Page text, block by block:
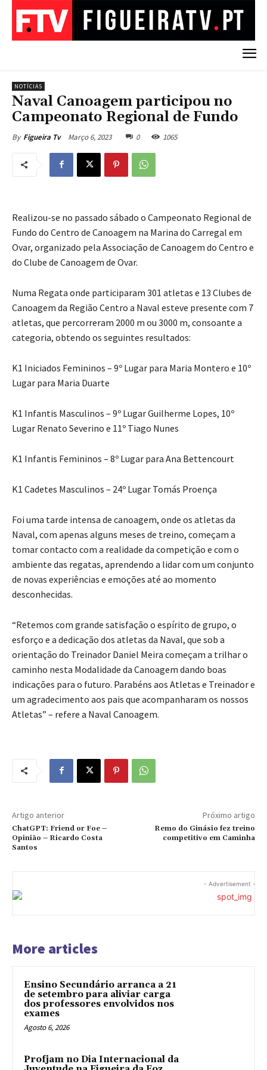
NOTÍCIAS
Naval Canoagem participou no
Campeonato Regional de Fundo
By Figueira Tv Março 6, 2023 0 1065
Realizou-se no passado sábado o Campeonato Regional de
Fundo do Centro de Canoagem na Marina do Carregal em
Ovar, organizado pela Associação de Canoagem do Centro e
do Clube de Canoagem de Ovar.
Numa Regata onde participaram 301 atletas e 13 Clubes de
Canoagem da Região Centro a Naval esteve presente com 7
atletas, que percorreram 2000 m ou 3000 m, consoante a
categoria, obtendo os seguintes resultados:
K1 Iniciados Femininos – 9º Lugar para Maria Montero e 10º
Lugar para Maria Duarte
K1 Infantis Masculinos – 9º Lugar Guilherme Lopes, 10º
Lugar Renato Severino e 11º Tiago Nunes
K1 Infantis Femininos – 8º Lugar para Ana Bettencourt
K1 Cadetes Masculinos – 24º Lugar Tomás Proença
Foi uma tarde intensa de canoagem, onde os atletas da
Naval, com apenas alguns meses de treino, começam a
tomar contacto com a realidade da competição e com o
ambiente das regatas, aprendendo a lidar com um conjunto
de novas experiências e emoções até ao momento
desconhecidas.
“Retemos com grande satisfação o espírito de grupo, o
esforço e a dedicação dos atletas da Naval, que sob a
orientação do Treinador Daniel Meira começam a trilhar o
caminho nesta Modalidade da Canoagem dando boas
indicações para o futuro. Parabéns aos Atletas e Treinador e
um agradecimento aos pais que acompanharam os nossos
Atletas” – refere a Naval Canoagem.
Artigo anterior
ChatGPT: Friend or Foe –
Opinião – Ricardo Costa
Santos
Próximo artigo
Remo do Ginásio fez treino
competitivo em Caminha
- Advertisement -
More articles
Ensino Secundário arranca a 21
de setembro para aliviar carga
dos professores envolvidos nos
exames
Agosto 6, 2026
Profjam no Dia Internacional da